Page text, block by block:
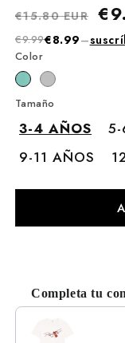
Precio
€15.80 EUR
€9.99€8.99–
Tamaño
3-4 AÑOS 5-
9-11 AÑOS
Color
Completa tu
Use the Previous